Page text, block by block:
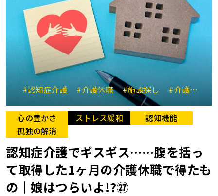
#認知症介護 #介護休職 #施設探し #介護と仕事の両立
心の豊かさ ストレス緩和
認知機能
孤独の解消
認知症介護でギスギス……腹を括っ
て取得した1ヶ月の介護休職で得たも
の｜娘はつらいよ!?㉗